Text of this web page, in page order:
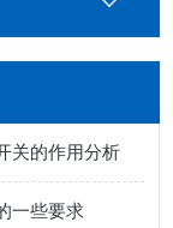
关的作用分析
一些要求